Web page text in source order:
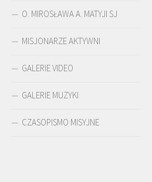
DUCHOWOŚĆ
O. MIROSŁAWA A. MATYJI SJ
MISJONARZE AKTYWNI
GALERIE VIDEO
GALERIE MUZYKI
CZASOPISMO MISYJNE